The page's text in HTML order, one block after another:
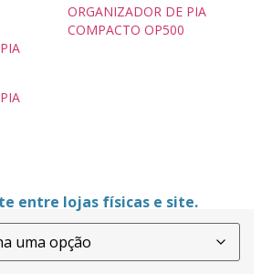
ORGANIZADOR DE PIA
COMPACTO OP500
entre lojas físicas e site.